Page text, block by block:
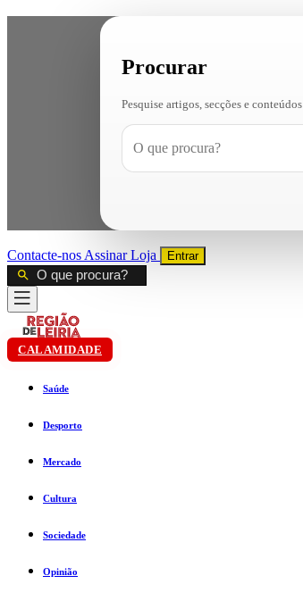
Procurar
Pesquise artigos, secções e conteúdos
Contacte-nos AssinarLoja Entrar
CALAMIDADE
Saúde
Desporto
Mercado
Cultura
Sociedade
Opinião